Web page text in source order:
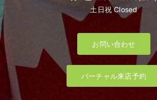
土日祝 Closed
お問い合わせ
バーチャル来店予約